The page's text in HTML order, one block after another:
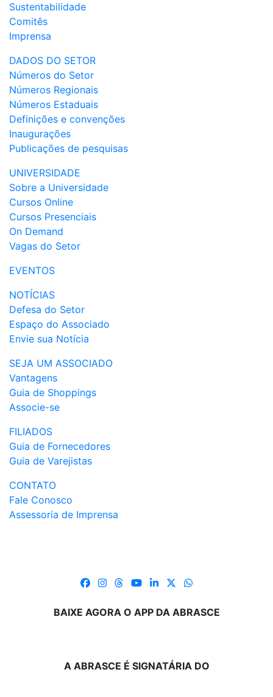
Sustentabilidade
Comitês
Imprensa
DADOS DO SETOR
Números do Setor
Números Regionais
Números Estaduais
Definições e convenções
Inaugurações
Publicações de pesquisas
UNIVERSIDADE
Sobre a Universidade
Cursos Online
Cursos Presenciais
On Demand
Vagas do Setor
EVENTOS
NOTÍCIAS
Defesa do Setor
Espaço do Associado
Envie sua Notícia
SEJA UM ASSOCIADO
Vantagens
Guia de Shoppings
Associe-se
FILIADOS
Guia de Fornecedores
Guia de Varejistas
CONTATO
Fale Conosco
Assessoria de Imprensa
BAIXE AGORA O APP DA ABRASCE
A ABRASCE É SIGNATÁRIA DO